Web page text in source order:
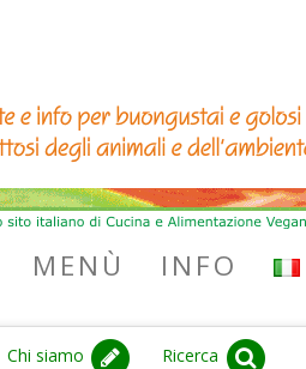
MENÙ INFO
Chi siamo Ricerca